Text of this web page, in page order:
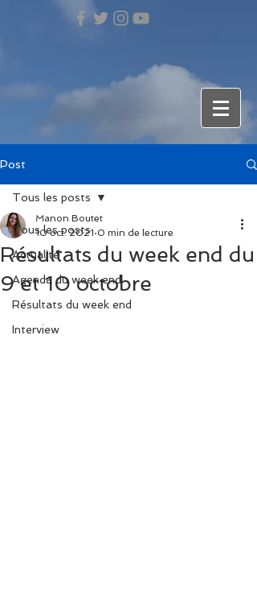
Post
Tous les posts
Actualité
Agenda du week end
Résultats du week end
Interview
Tous les posts
Résultats du week end du
9 et 10 octobre
Manon Boutet
10 oct. 2021 0 min de lecture